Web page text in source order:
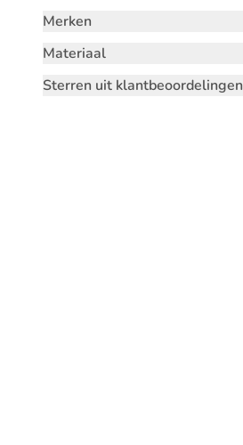
Merken
Materiaal
Sterren uit klantbeoordelingen